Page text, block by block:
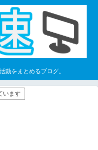
動をまとめるブログ。
います